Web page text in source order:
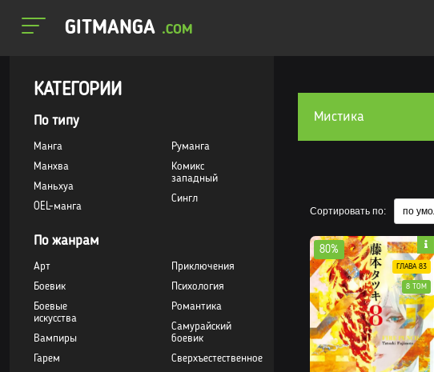
GITMANGA .COM
Сортировать по: по
80%
ГЛАВА 83
8 ТОМ
Мистика
КАТЕГОРИИ
По типу
Манга
Манхва
Маньхуа
OEL-манга
Руманга
Комикс
западный
Сингл
По жанрам
Арт
Боевик
Боевые
искусства
Вампиры
Гарем
Приключения
Психология
Романтика
Самурайский
боевик
Сверхъестественное